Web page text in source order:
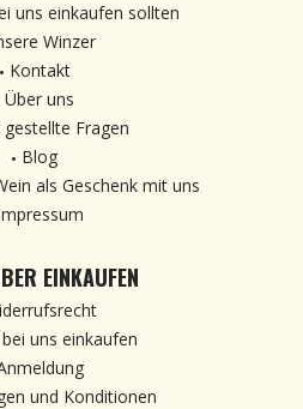
uns einkaufen sollten
Winzer
Kontakt
Über uns
gestellte Fragen
Blog
als Geschenk mit uns
EINKAUFEN
uns einkaufen
und Konditionen